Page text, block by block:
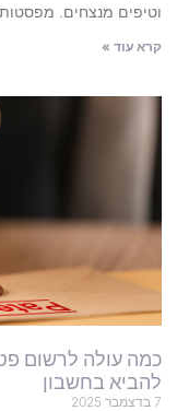
וטיפים מנצחים.
קרא עוד »
כמה עולה לרשום
להביא בחשבון
7 בדצמבר 2025